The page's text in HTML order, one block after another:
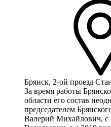
Брянск, 2-ой проезд
За время работы
области его состав
председателем
Валерий Михайлович,